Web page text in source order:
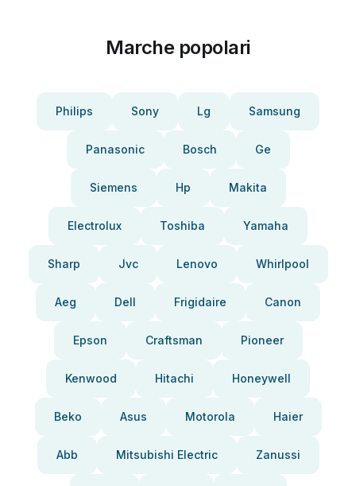
Marche popolari
Philips Sony Lg Samsung
Panasonic Bosch Ge
Siemens Hp Makita
Electrolux Toshiba Yamaha
Sharp Jvc Lenovo Whirlpool
Aeg Dell Frigidaire Canon
Epson Craftsman Pioneer
Kenwood Hitachi Honeywell
Beko Asus Motorola Haier
Abb Mitsubishi Electric Zanussi